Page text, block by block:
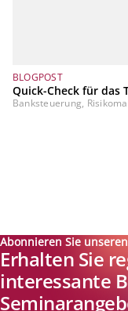
BLOGPOST
Quick-Check für das
Banksteuerung,
Abonnieren Sie
Erhalten Sie
interessante